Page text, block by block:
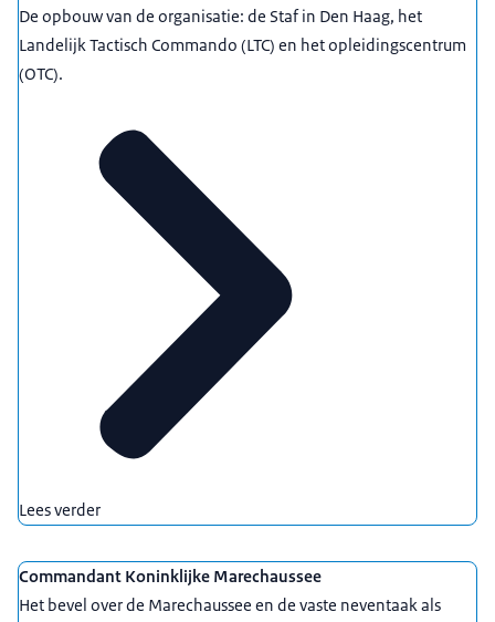
De opbouw van de organisatie: de Staf in Den Haag, het
Landelijk Tactisch Commando (LTC) en het opleidingscentrum
(OTC).
Lees verder
Commandant Koninklijke Marechaussee
Het bevel over de Marechaussee en de vaste neventaak als